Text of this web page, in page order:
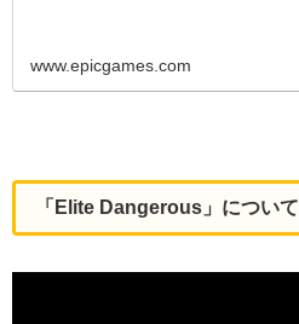
www.epicgames.com
「Elite Dangerous」について